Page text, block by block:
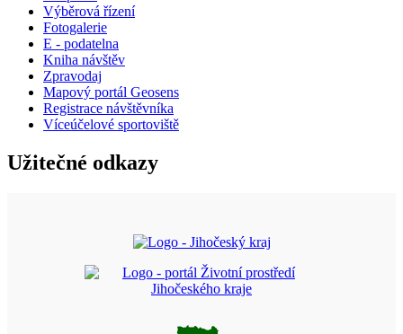
Výběrová řízení
Fotogalerie
E - podatelna
Kniha návštěv
Zpravodaj
Mapový portál Geosens
Registrace návštěvníka
Víceúčelové sportoviště
Užitečné odkazy